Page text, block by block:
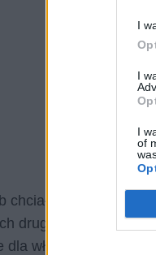
I
I
I
of
chciał pokazać
drugą naturą jest
dla własnej chorej